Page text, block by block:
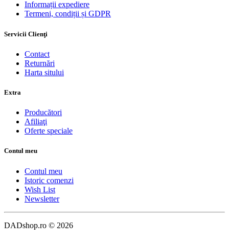
Informații expediere
Termeni, condiții și GDPR
Servicii Clienţi
Contact
Returnări
Harta sitului
Extra
Producători
Afiliaţi
Oferte speciale
Contul meu
Contul meu
Istoric comenzi
Wish List
Newsletter
DADshop.ro © 2026